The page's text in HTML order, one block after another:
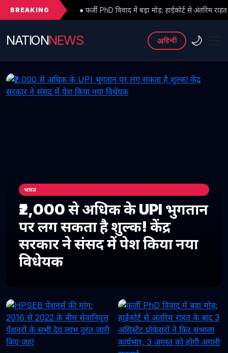
BREAKING
● फर्जी PhD विवाद में बड़ा मोड़: हाईकोर्ट से अंतरिम राहत के बाद 3 असिस्टेंट
NATIONNEWS अहिन्दी 🌙
भारत
₹2,000 से अधिक के UPI भुगतान
पर लग सकता है शुल्क! केंद्र
सरकार ने संसद में पेश किया नया
विधेयक